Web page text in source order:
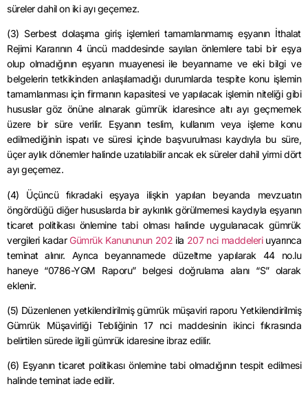
sürelerdahilon iki ayı geçemez.
(3) Serbest dolaşıma giriş işlemleri tamamlanmamış eşyanın İthalat
Rejimi Kararının 4 üncü maddesinde sayılan önlemlere tabi bir eşya
olup olmadığının eşyanın muayenesi ile beyanname ve eki bilgi ve
belgelerin tetkikinden anlaşılamadığı durumlarda tespite konu işlemin
tamamlanması için firmanın kapasitesi ve yapılacak işlemin niteliği gibi
hususlar göz önüne alınarak gümrük idaresince altı ayı geçmemek
üzere bir süre verilir. Eşyanın teslim, kullanım veya işleme konu
edilmediğinin ispatı ve süresi içinde başvurulması kaydıyla bu süre,
üçer aylık dönemler halinde uzatılabilir ancak ek sürelerdahilyirmi dört
ayı geçemez.
(4) Üçüncü fıkradaki eşyaya ilişkin yapılan beyanda mevzuatın
öngördüğü diğer hususlarda bir aykırılık görülmemesi kaydıyla eşyanın
ticaret politikası önlemine tabi olması halinde uygulanacak gümrük
vergileri kadarGümrük Kanununun 202 ila 207 ncimaddeleriuyarınca
teminat alınır. Ayrıca beyannamede düzeltme yapılarak 44 no.lu
haneye “0786-YGM Raporu” belgesi doğrulama alanı “S” olarak
eklenir.
(5) Düzenlenen yetkilendirilmiş gümrük müşaviri raporu Yetkilendirilmiş
Gümrük Müşavirliği Tebliğinin 17 ncimaddesinin ikinci fıkrasında
belirtilen sürede ilgili gümrük idaresine ibraz edilir.
(6) Eşyanın ticaret politikası önlemine tabi olmadığının tespit edilmesi
halinde teminat iade edilir.